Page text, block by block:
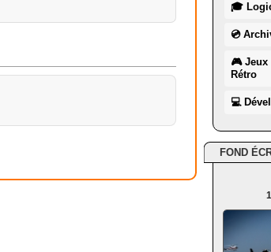
🎓
💿
🎮 Jeux
Rétro
💻
FOND